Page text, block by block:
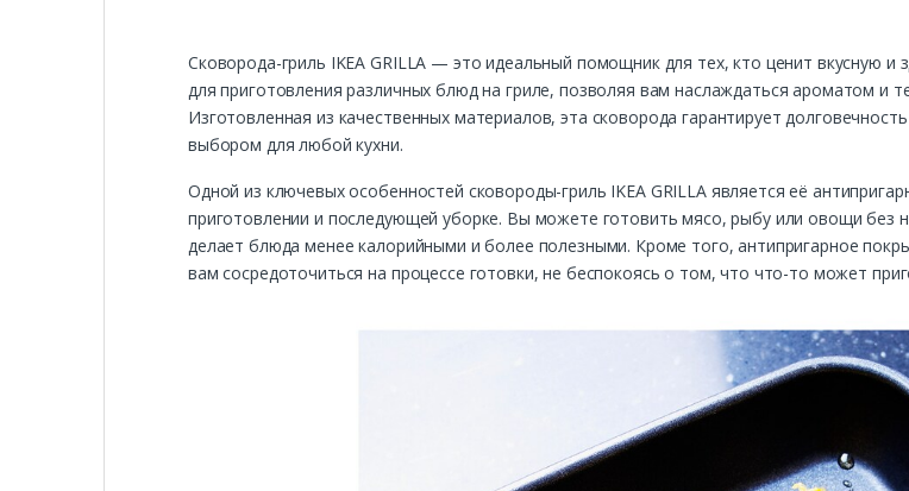
Сковорода-гриль IKEA GRILLA — это идеальный помощник для тех, кто ценит вкусную
для приготовления различных блюд на гриле, позволяя вам наслаждаться ароматом и
Изготовленная из качественных материалов, эта сковорода гарантирует
выбором для любой кухни.
Одной из ключевых особенностей сковороды-гриль IKEA GRILLA является её
приготовлении и последующей уборке. Вы можете готовить мясо, рыбу или овощи без
делает блюда менее калорийными и более полезными. Кроме того, антипригарное
вам сосредоточиться на процессе готовки, не беспокоясь о том, что что-то может